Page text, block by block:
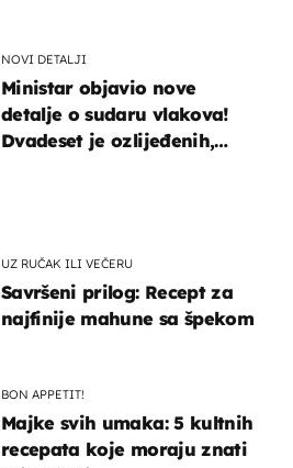
NOVI DETALJI
Ministar objavio nove
detalje o sudaru vlakova!
Dvadeset je ozlijeđenih,
UZ RUČAK ILI VEČERU
Savršeni prilog: Recept za
najfinije mahune sa špekom
BON APPETIT!
Majke svih umaka: 5 kultnih
recepata koje moraju znati